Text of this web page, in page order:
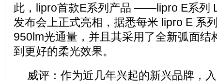
此，lipro首款E系列产品 ——lipro E系列
发布会上正式亮相，据悉每米 lipro E 系
950lm光通量，并且其采用了全新弧面结
到更好的柔光效果。
威评：作为近几年兴起的新兴品牌，